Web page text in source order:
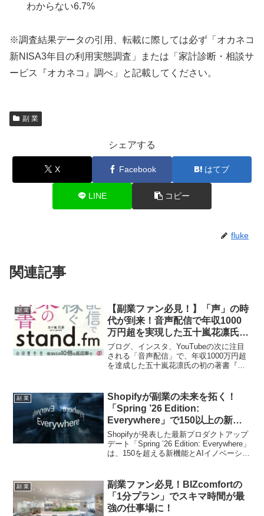
わからない6.7%
※調査結果データの引用、転載に際しては必ず「オカネコ
新NISA3年目の利用実態調査」または「家計診断・相談サ
ービス『オカネコ』調べ」と記載してください。
副 業
シェアする
X Facebook はてブ
LINE コピー
fluke
関連記事
副 業
【副業ファン必見！】「声」の時
代が到来！音声配信で年収1000
万円超を実現した五十嵐花凛氏の
ノウハウが詰まった『stand.fm
副業の教科書』が発売！
ブログ、インスタ、YouTubeの次に注目
される「音声配信」で、年収1000万円超
を達成した五十嵐花凛氏の初の著書『音
す。顔出しなし・スマホ1台で始められる
音声配信の魅力と、成功への具体的なス
テップが明かされるこの一冊は、副業を
考えているすべての人にとって必読で
す。
副 業
Shopifyが副業の未来を拓く！
「Spring ’26 Edition:
Everywhere」で150以上の新機
能が降臨！
Shopifyが発表した最新プロダクトアップ
デート「Spring ’26 Edition: Everywhere」
は、150を超える新機能とAIイノベーショ
できるよう支援します。副業に取り組む
方々にとって、ビジネスの可能性を無限
大に広げる画期的なアップデートの全貌
をご紹介します。
副 業
副業ファン必見！BIZcomfortの
「1分プラン」でスキマ時間が最
強の仕事場に！